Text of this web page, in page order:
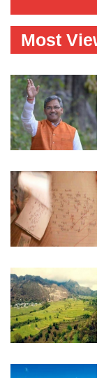
Most